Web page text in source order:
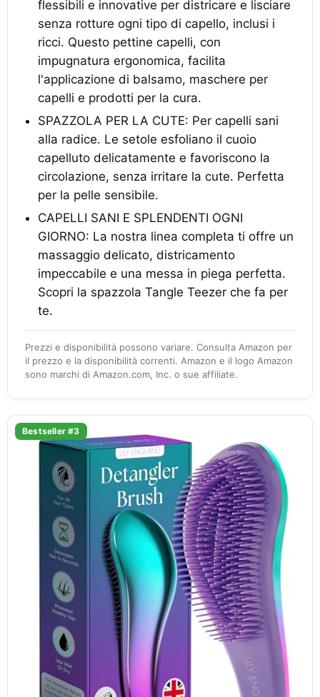
flessibili e innovative per districare e lisciare
senza rotture ogni tipo di capello, inclusi i
ricci. Questo pettine capelli, con
impugnatura ergonomica, facilita
l'applicazione di balsamo, maschere per
capelli e prodotti per la cura.
SPAZZOLA PER LA CUTE: Per capelli sani
alla radice. Le setole esfoliano il cuoio
capelluto delicatamente e favoriscono la
circolazione, senza irritare la cute. Perfetta
per la pelle sensibile.
CAPELLI SANI E SPLENDENTI OGNI
GIORNO: La nostra linea completa ti offre un
massaggio delicato, districamento
impeccabile e una messa in piega perfetta.
Scopri la spazzola Tangle Teezer che fa per
te.
Prezzi e disponibilità possono variare. Consulta Amazon per
il prezzo e la disponibilità correnti. Amazon e il logo Amazon
sono marchi di Amazon.com, Inc. o sue affiliate.
Bestseller #3